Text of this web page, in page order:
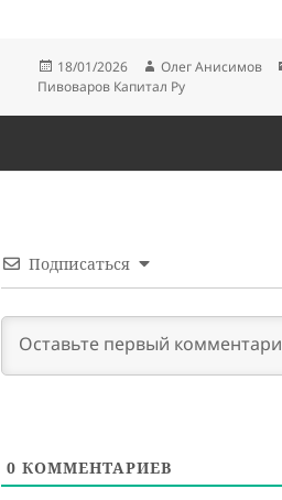
Опубликовано
18/01/2026 Автор
Олег Анисимов
Пивоваров Капитал Ру
Подписаться
0 КОММЕНТАРИЕВ